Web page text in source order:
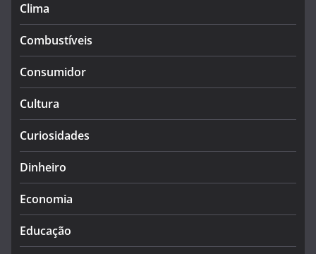
Clima
Combustíveis
Consumidor
Cultura
Curiosidades
Dinheiro
Economia
Educação